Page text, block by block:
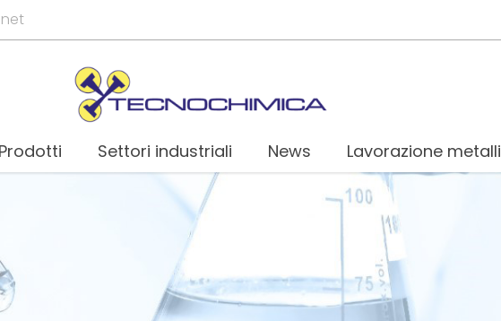
Settori industriali News Lavorazione metalli